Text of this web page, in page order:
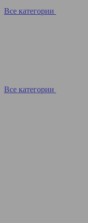
Все категории
Все категории